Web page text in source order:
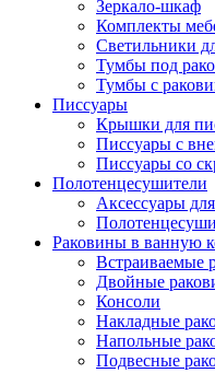
Зеркало-шкаф
Комплекты
Светильники
Тумбы под
Тумбы с
Писсуары
Крышки для
Писсуары с
Писсуары со
Полотенцесушители
Аксессуары
Раковины в ванную
Встраиваемые
Двойные
Консоли
Накладные
Напольные
Подвесные